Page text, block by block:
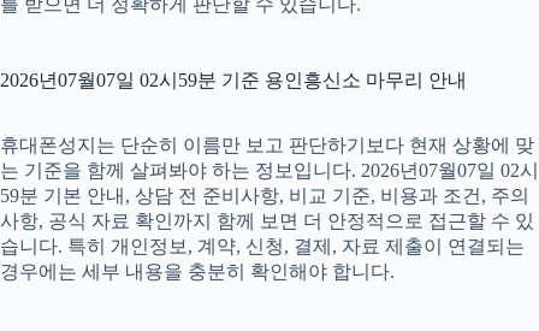
를 받으면 더 정확하게 판단할 수 있습니다.
2026년07월07일 02시59분 기준 용인흥신소 마무리 안내
휴대폰성지는 단순히 이름만 보고 판단하기보다 현재 상황에 맞
는 기준을 함께 살펴봐야 하는 정보입니다. 2026년07월07일 02시
59분 기본 안내, 상담 전 준비사항, 비교 기준, 비용과 조건, 주의
사항, 공식 자료 확인까지 함께 보면 더 안정적으로 접근할 수 있
습니다. 특히 개인정보, 계약, 신청, 결제, 자료 제출이 연결되는
경우에는 세부 내용을 충분히 확인해야 합니다.